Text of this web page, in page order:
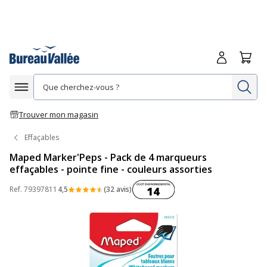
Afficher la navigation
Trouver mon magasin
Me
Effaçables
Maped Marker'Peps - Pack de 4 marqueurs
effaçables - pointe fine - couleurs assorties
Ref. 79397811 4,5 (32 avis)Coût environnemental :
14